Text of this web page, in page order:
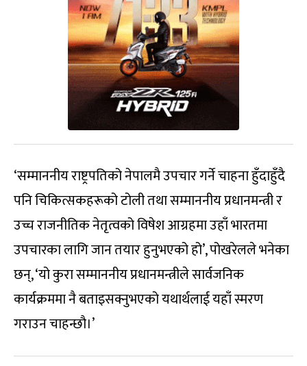
‘सम्माननीय राष्ट्रपतिको नेपालमै उपचार गर्ने चाहना हुँदाहुँदै
पनि चिकित्सकहरूको टोली तथा सम्माननीय प्रधानमन्त्री र
उच्च राजनीतिक नेतृत्वको विषेश आग्रहमा उहाँ भारतमा
उपचारका लागि जान तयार हुनुभएको हो’, पोखरेलले भनेका
छन्, ‘यो कुरा सम्माननीय प्रधानमन्त्रीले सार्वजनिक
कार्यक्रममा नै बताइसक्नुभएको यथार्थलाई यहाँ स्मरण
गराउन चाहन्छौ।’